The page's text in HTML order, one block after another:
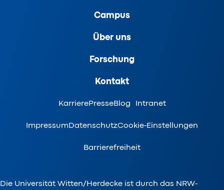
Campus
Über uns
Forschung
Kontakt
KarrierePresseBlog Intranet
ImpressumDatenschutzCookie-Einstellungen
Barrierefreiheit
Die Universität Witten/Herdecke ist durch das NRW-